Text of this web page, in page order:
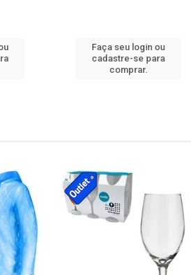
Faça seu login ou
cadastre-se para
comprar.